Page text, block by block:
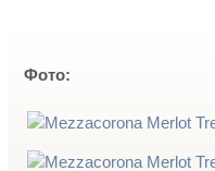
Фото: